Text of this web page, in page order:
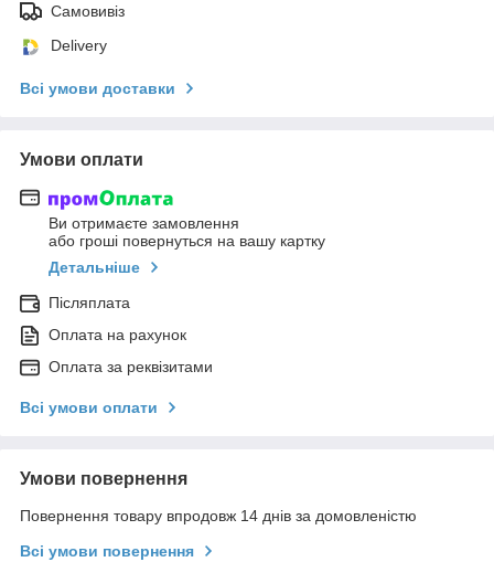
Самовивіз
Delivery
Всі умови доставки
Умови оплати
Ви отримаєте замовлення
або гроші повернуться на вашу картку
Детальніше
Післяплата
Оплата на рахунок
Оплата за реквізитами
Всі умови оплати
Умови повернення
Повернення товару впродовж 14 днів за домовленістю
Всі умови повернення